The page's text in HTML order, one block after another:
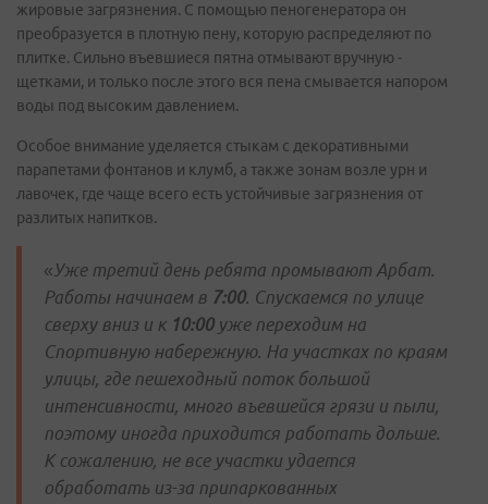
жировые загрязнения. С помощью пеногенератора он
преобразуется в плотную пену, которую распределяют по
плитке. Сильно въевшиеся пятна отмывают вручную -
щетками, и только после этого вся пена смывается напором
воды под высоким давлением.
Особое внимание уделяется стыкам с декоративными
парапетами фонтанов и клумб, а также зонам возле урн и
лавочек, где чаще всего есть устойчивые загрязнения от
разлитых напитков.
« Уже третий день ребята промывают Арбат.
Работы начинаем в 7:00. Спускаемся по улице
сверху вниз и к 10:00уже переходим на
Спортивную набережную. На участках по краям
улицы, где пешеходный поток большой
интенсивности, много въевшейся грязи и пыли,
поэтому иногда приходится работать дольше.
К сожалению, не все участки удается
обработать из-за припаркованных